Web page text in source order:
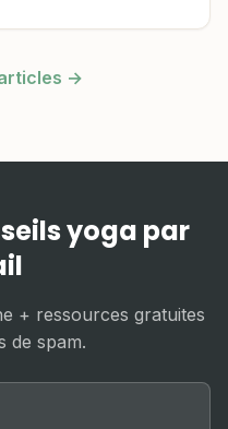
→
yoga par
+ ressources gratuites
de spam.